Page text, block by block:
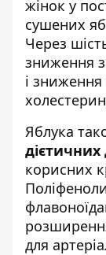
жінок у
сушених
Через
зниження
і зниження
Яблука
корисних
для